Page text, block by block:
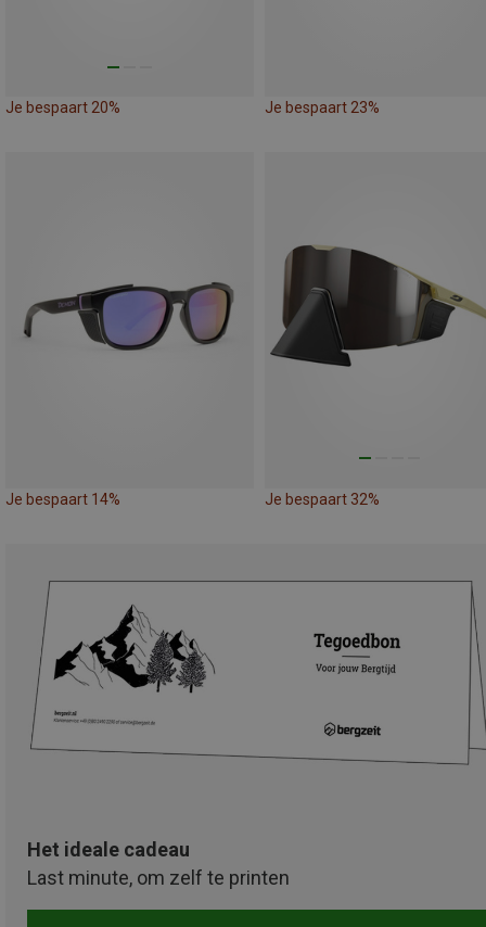
Je bespaart 20% Je bespaart 23%
Je bespaart 14% Je bespaart 32%
Het ideale cadeau
Last minute, om zelf te printen